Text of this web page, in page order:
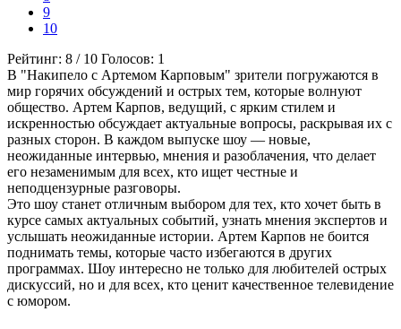
9
10
Рейтинг: 8 / 10 Голосов: 1
В "Накипело с Артемом Карповым" зрители погружаются в
мир горячих обсуждений и острых тем, которые волнуют
общество. Артем Карпов, ведущий, с ярким стилем и
искренностью обсуждает актуальные вопросы, раскрывая их с
разных сторон. В каждом выпуске шоу — новые,
неожиданные интервью, мнения и разоблачения, что делает
его незаменимым для всех, кто ищет честные и
неподцензурные разговоры.
Это шоу станет отличным выбором для тех, кто хочет быть в
курсе самых актуальных событий, узнать мнения экспертов и
услышать неожиданные истории. Артем Карпов не боится
поднимать темы, которые часто избегаются в других
программах. Шоу интересно не только для любителей острых
дискуссий, но и для всех, кто ценит качественное телевидение
с юмором.